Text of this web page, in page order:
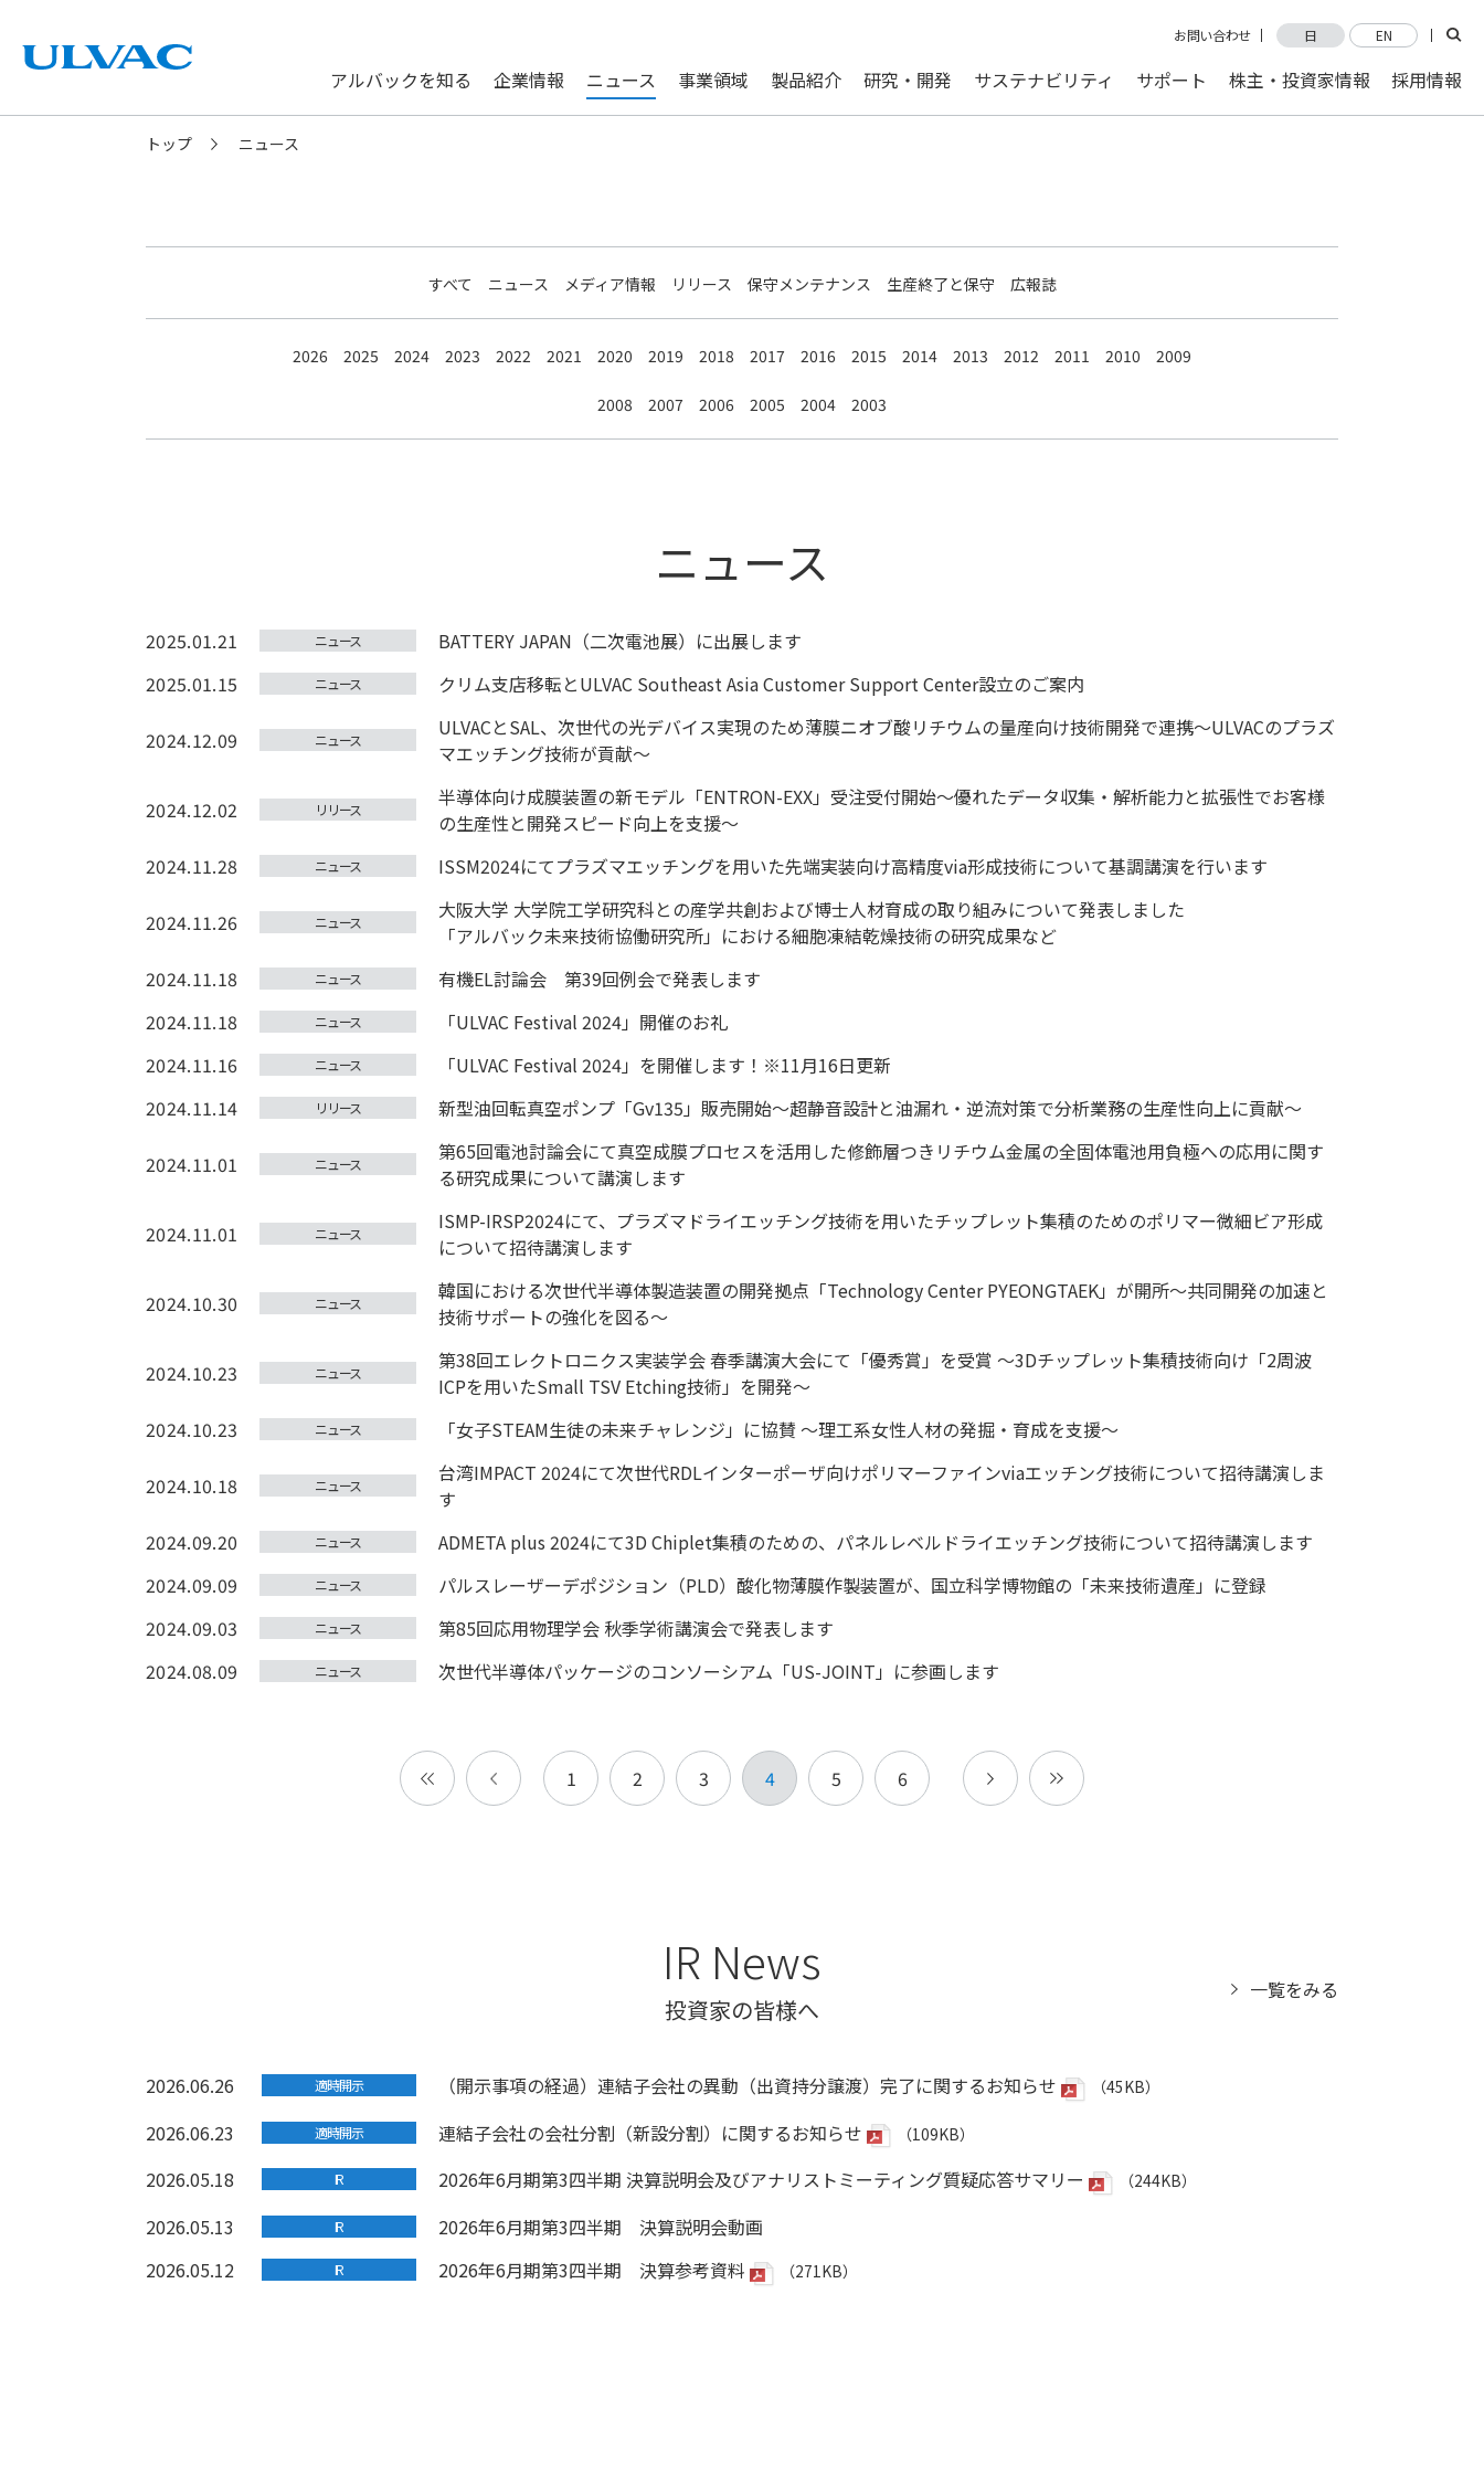
お問い合わせ 日 EN
アルバックを知る 企業情報 ニュース 事業領域 製品紹介 研究・開発 サステナビリティ サポート 株主・投資家情報 採用情報
トップ ニュース
すべて ニュース メディア情報 リリース 保守メンテナンス 生産終了と保守 広報誌
2026 2025 2024 2023 2022 2021 2020 2019 2018 2017 2016 2015 2014 2013 2012 2011 2010 2009
2008 2007 2006 2005 2004 2003
ニュース
2025.01.21 ニュース
BATTERY JAPAN（二次電池展）に出展します
2025.01.15
ニュース クリム支店移転とULVAC Southeast Asia Customer Support Center設立のご案内
2024.12.09 ニュース
ULVACとSAL、次世代の光デバイス実現のため薄膜ニオブ酸リチウムの量産向け技術開発で連携～ULVACのプラズ
マエッチング技術が貢献～
2024.12.02 リリース
半導体向け成膜装置の新モデル「ENTRON-EXX」受注受付開始～優れたデータ収集・解析能力と拡張性でお客様
の生産性と開発スピード向上を支援～
2024.11.28
ニュース ISSM2024にてプラズマエッチングを用いた先端実装向け高精度via形成技術について基調講演を行います
2024.11.26 ニュース
大阪大学 大学院工学研究科との産学共創および博士人材育成の取り組みについて発表しました
「アルバック未来技術協働研究所」における細胞凍結乾燥技術の研究成果など
2024.11.18
ニュース
有機EL討論会 第39回例会で発表します
2024.11.18
ニュース
「ULVAC Festival 2024」開催のお礼
2024.11.16
ニュース
「ULVAC Festival 2024」を開催します！※11月16日更新
2024.11.14
リリース 新型油回転真空ポンプ「Gv135」販売開始～超静音設計と油漏れ・逆流対策で分析業務の生産性向上に貢献～
2024.11.01 ニュース
第65回電池討論会にて真空成膜プロセスを活用した修飾層つきリチウム金属の全固体電池用負極への応用に関す
る研究成果について講演します
2024.11.01 ニュース
ISMP-IRSP2024にて、プラズマドライエッチング技術を用いたチップレット集積のためのポリマー微細ビア形成
について招待講演します
2024.10.30 ニュース
韓国における次世代半導体製造装置の開発拠点「Technology Center PYEONGTAEK」が開所～共同開発の加速と
技術サポートの強化を図る～
2024.10.23 ニュース
第38回エレクトロニクス実装学会 春季講演大会にて「優秀賞」を受賞 ～3Dチップレット集積技術向け「2周波
ICPを用いたSmall TSV Etching技術」を開発～
2024.10.23
ニュース 「女子STEAM生徒の未来チャレンジ」に協賛 ～理工系女性人材の発掘・育成を支援～
2024.10.18 ニュース
台湾IMPACT 2024にて次世代RDLインターポーザ向けポリマーファインviaエッチング技術について招待講演しま
す
2024.09.20
ニュース
ADMETA plus 2024にて3D Chiplet集積のための、パネルレベルドライエッチング技術について招待講演します
2024.09.09
ニュース
パルスレーザーデポジション（PLD）酸化物薄膜作製装置が、国立科学博物館の「未来技術遺産」に登録
2024.09.03
ニュース
第85回応用物理学会 秋季学術講演会で発表します
2024.08.09
ニュース 次世代半導体パッケージのコンソーシアム「US-JOINT」に参画します
1 2 3 4 5 6
IR News
投資家の皆様へ
一覧をみる